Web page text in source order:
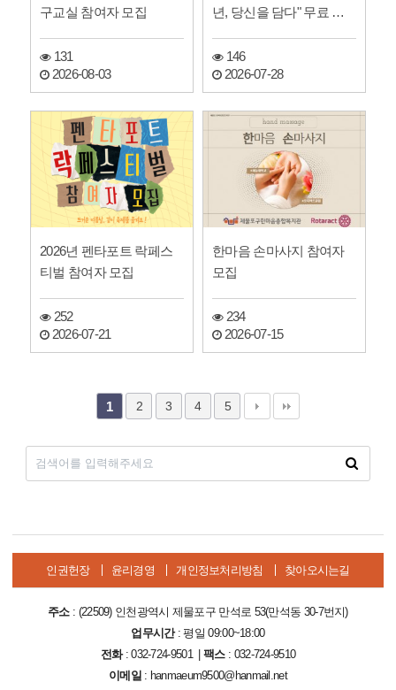
구교실 참여자 모집
131
2026-08-03
년, 당신을 담다" 무료 프
146
2026-07-28
2026년 펜타포트 락페스
티벌 참여자 모집
252
2026-07-21
한마음 손마사지 참여자
모집
234
2026-07-15
1 2 3 4 5
인권헌장 윤리경영 개인정보처리방침 찾아오시는길
주소: (22509) 인천광역시 제물포구 만석로 53(만석동 30-7번지)
업무시간: 평일 09:00~18:00
전화: 032-724-9501 |팩스: 032-724-9510
이메일 : hanmaeum9500@hanmail.net